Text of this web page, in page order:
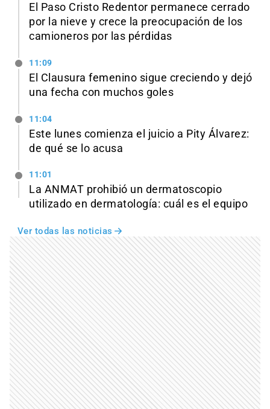
El Paso Cristo Redentor permanece cerrado
por la nieve y crece la preocupación de los
camioneros por las pérdidas
11:09
El Clausura femenino sigue creciendo y dejó
una fecha con muchos goles
11:04
Este lunes comienza el juicio a Pity Álvarez:
de qué se lo acusa
11:01
La ANMAT prohibió un dermatoscopio
utilizado en dermatología: cuál es el equipo
Ver todas las noticias